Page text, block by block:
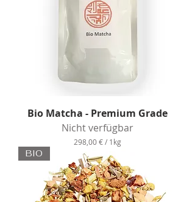
Bio Matcha - Premium Grade
Nicht verfügbar
298,00 €/ 1kg
9
8
,
0
0
BIO